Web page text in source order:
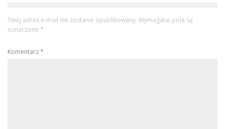
Twój adres e-mail nie zostanie opublikowany. Wymagane pola są
oznaczone *
Komentarz*